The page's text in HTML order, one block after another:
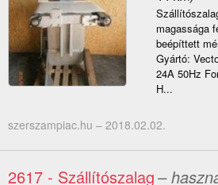
magassága
beépíttett
Gyártó:
24A 50Hz
H...
szerszampiac.hu – 2018.02.02.
2617 - Szállítószalag–